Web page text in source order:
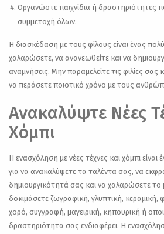
Οργανώστε παιχνίδια ή δραστηριότητες
συμμετοχή όλων.
Η διασκέδαση με τους φίλους είναι ένας
χαλαρώσετε, να ανανεωθείτε και να
αναμνήσεις. Μην παραμελείτε τις φιλίες σας
να περάσετε ποιοτικό χρόνο με τους
Ανακαλύψτε Νέες
Χόμπι
Η ενασχόληση με νέες τέχνες και χόμπι είναι
για να ανακαλύψετε τα ταλέντα σας, να
δημιουργικότητά σας και να χαλαρώσετε
δοκιμάσετε ζωγραφική, γλυπτική,
χορό, συγγραφή, μαγειρική, κηπουρική ή
δραστηριότητα σας ενδιαφέρει. Η